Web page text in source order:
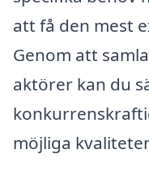
att få den mest
Genom att
aktörer kan du
möjliga